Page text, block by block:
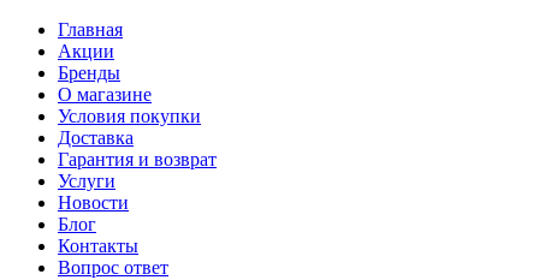
Главная
Акции
Бренды
О магазине
Условия покупки
Доставка
Гарантия и возврат
Услуги
Новости
Блог
Контакты
Вопрос ответ